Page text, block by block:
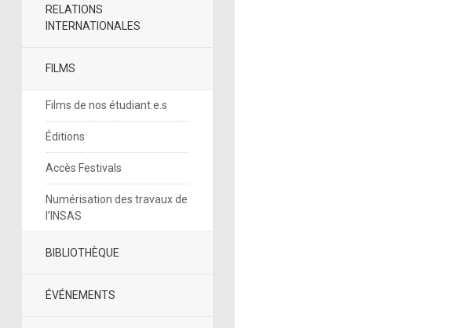
RELATIONS
INTERNATIONALES
FILMS
Films de nos étudiant.e.s
Éditions
Accès Festivals
Numérisation des travaux de
l’INSAS
BIBLIOTHÈQUE
ÉVÉNEMENTS